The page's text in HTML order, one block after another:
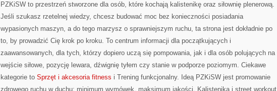
PZKiSW to przestrzeń stworzone dla osób, które kochają kalistenikę oraz siłownię plenerową.
Jeśli szukasz rzetelnej wiedzy, chcesz budować moc bez konieczności posiadania
wypasionych maszyn, a do tego marzysz o sprawniejszym ruchu, ta strona jest dokładnie po
to, by prowadzić Cię krok po kroku. To centrum informacji dla początkujących i
zaawansowanych, dla tych, którzy dopiero uczą się pompowania, jak i dla osób polujących na
wejście siłowe, pozycję lewara, dźwignię tyłem czy stanie w podporze poziomym. Ciekawe
kategorie to Sprzęt i akcesoria fitness i Trening funkcjonalny. Ideą PZKiSW jest promowanie
zdrowego ruchu w duchu: minimum wymówek, maksimum jakości. Kalistenika i street workout